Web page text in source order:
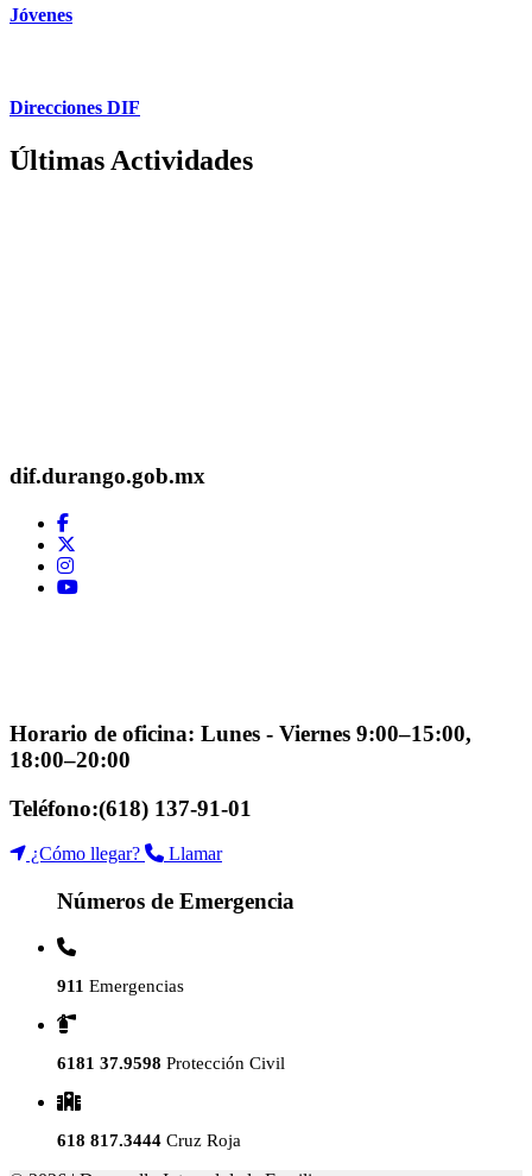
Jóvenes
Direcciones DIF
Últimas Actividades
dif.durango.gob.mx
Horario de oficina: Lunes - Viernes 9:00–15:00,
18:00–20:00
Teléfono:(618) 137-91-01
¿Cómo llegar? Llamar
Números de Emergencia
911 Emergencias
6181 37.9598 Protección Civil
618 817.3444 Cruz Roja